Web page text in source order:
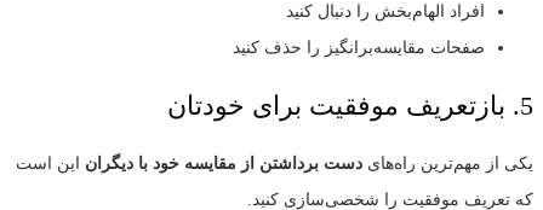
افراد الهام‌بخش را دنبال کنید
صفحات مقایسه‌برانگیز را حذف کنید
5. بازتعریف موفقیت برای خودتان
یکی از مهم‌ترین راه‌های دست برداشتن از مقایسه خود با دیگران این است
که تعریف موفقیت را شخصی‌سازی کنید.